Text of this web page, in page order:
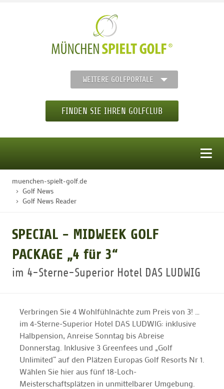
WEITERE GOLFPORTALE
FINDEN SIE IHREN GOLFCLUB
STARTSEITE
GOLFTURNIERE
GOLFEINSTEIGER
GOLFHOTELS
muenchen-spielt-golf.de
Golf News
Golf News Reader
SPECIAL - MIDWEEK GOLF
PACKAGE „4 für 3“
im 4-Sterne-Superior Hotel DAS LUDWIG
Verbringen Sie 4 Wohlfühlnächte zum Preis von 3! …
im 4-Sterne-Superior Hotel DAS LUDWIG: inklusive
Halbpension, Anreise Sonntag bis Abreise
Donnerstag. Inklusive 3 Greenfees und „Golf
Unlimited“ auf den Plätzen Europas Golf Resorts Nr 1.
Wählen Sie hier aus fünf 18-Loch-
Meisterschaftsplätzen in unmittelbarer Umgebung.